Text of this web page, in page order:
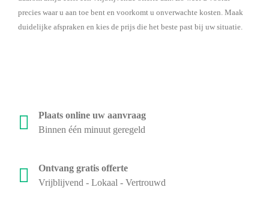
precies waar u aan toe bent en voorkomt u onverwachte kosten. Maak
duidelijke afspraken en kies de prijs die het beste past bij uw situatie.
Plaats online uw aanvraag
Binnen één minuut geregeld
Ontvang gratis offerte
Vrijblijvend - Lokaal - Vertrouwd